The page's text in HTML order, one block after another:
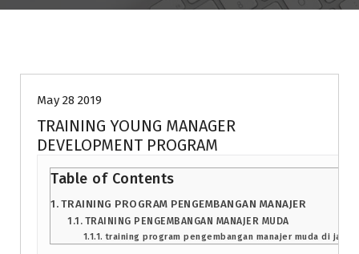
May 28 2019
TRAINING YOUNG MANAGER
DEVELOPMENT PROGRAM
Table of Contents
TRAINING PROGRAM PENGEMBANGAN MANAJER
TRAINING PENGEMBANGAN MANAJER MUDA
training program pengembangan manajer muda di